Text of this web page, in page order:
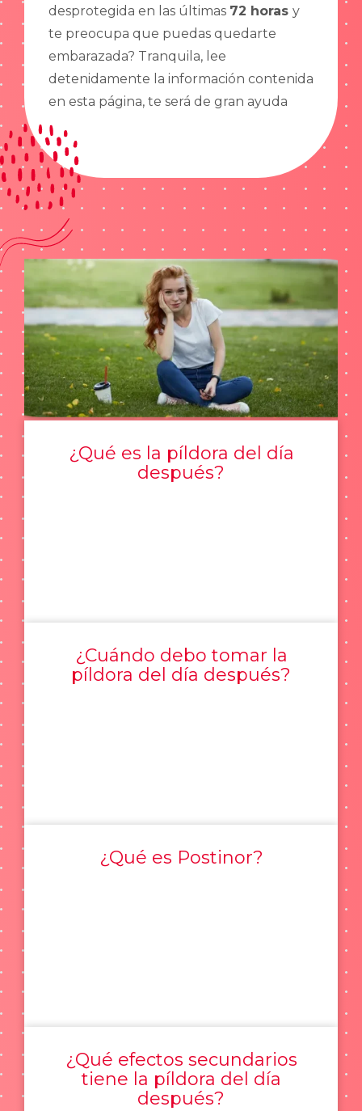
desprotegida en las últimas 72 horas y
te preocupa que puedas quedarte
embarazada? Tranquila, lee
detenidamente la información contenida
en esta página, te será de gran ayuda
¿Qué es la píldora del día
después?
¿Cuándo debo tomar la
píldora del día después?
¿Qué es Postinor?
¿Qué efectos secundarios
tiene la píldora del día
después?